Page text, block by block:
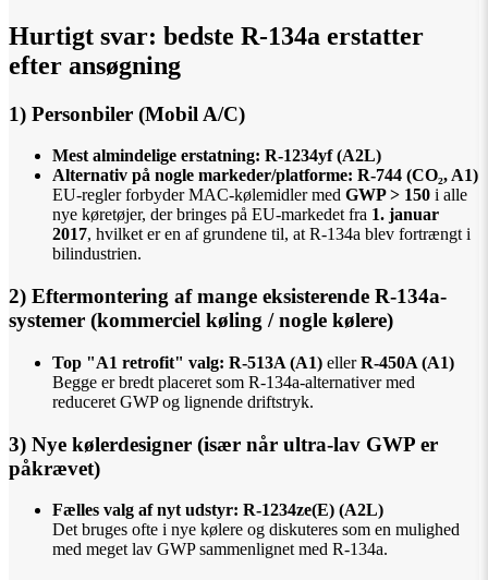
Hurtigt svar: bedste R-134a erstatter
efter ansøgning
1) Personbiler (Mobil A/C)
Mest almindelige erstatning: R-1234yf (A2L)
Alternativ på nogle markeder/platforme: R-744 (CO₂, A1)
EU-regler forbyder MAC-kølemidler med GWP > 150 i alle
nye køretøjer, der bringes på EU-markedet fra 1. januar
2017, hvilket er en af ​​grundene til, at R-134a blev fortrængt i
bilindustrien.
2) Eftermontering af mange eksisterende R-134a-
systemer (kommerciel køling / nogle kølere)
Top "A1 retrofit" valg: R-513A (A1) ellerR-450A (A1)
Begge er bredt placeret som R-134a-alternativer med
reduceret GWP og lignende driftstryk.
3) Nye kølerdesigner (især når ultra-lav GWP er
påkrævet)
Fælles valg af nyt udstyr: R-1234ze(E) (A2L)
Det bruges ofte i nye kølere og diskuteres som en mulighed
med meget lav GWP sammenlignet med R-134a.